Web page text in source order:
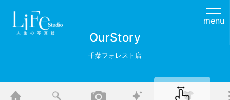
menu
OurStory
千葉フォレスト店